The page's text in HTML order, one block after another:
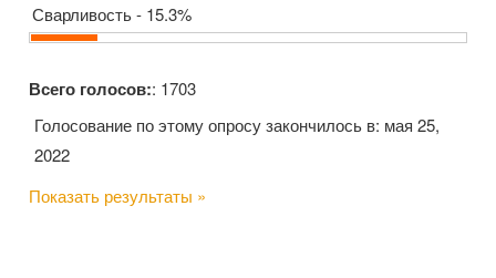
Сварливость - 15.3%
Всего голосов:: 1703
Голосование по этому опросу закончилось в: мая 25,
2022
Показать результаты »